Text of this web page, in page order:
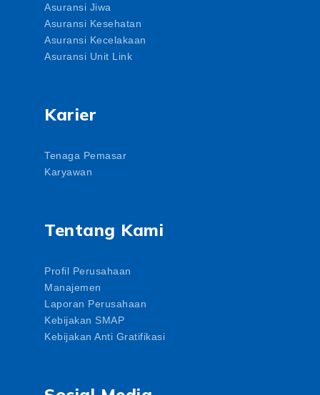
Asuransi Jiwa
Asuransi Kesehatan
Asuransi Kecelakaan
Asuransi Unit Link
Karier
Tenaga Pemasar
Karyawan
Tentang Kami
Profil Perusahaan
Manajemen
Laporan Perusahaan
Kebijakan SMAP
Kebijakan Anti Gratifikasi